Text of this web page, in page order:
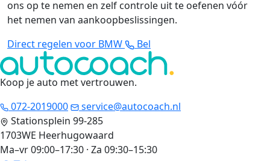
ons op te nemen en zelf controle uit te oefenen vóór
het nemen van aankoopbeslissingen.
Direct regelen voor BMW
Bel
Koop je auto met vertrouwen.
072-2019000
service@autocoach.nl
Stationsplein 99-285
1703WE Heerhugowaard
Ma–vr 09:00–17:30 · Za 09:30–15:30